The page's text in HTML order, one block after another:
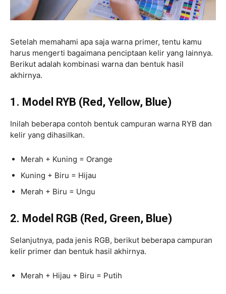
Setelah memahami apa saja warna primer, tentu kamu
harus mengerti bagaimana penciptaan kelir yang lainnya.
Berikut adalah kombinasi warna dan bentuk hasil
akhirnya.
1. Model RYB (Red, Yellow, Blue)
Inilah beberapa contoh bentuk campuran warna RYB dan
kelir yang dihasilkan.
Merah + Kuning = Orange
Kuning + Biru = Hijau
Merah + Biru = Ungu
2. Model RGB (Red, Green, Blue)
Selanjutnya, pada jenis RGB, berikut beberapa campuran
kelir primer dan bentuk hasil akhirnya.
Merah + Hijau + Biru = Putih